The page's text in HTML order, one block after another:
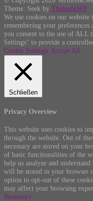
Theme: Seek by ThemeInWP
We use cookies on our
remembering your
you consent to the use of ALL
Settings" to provide a
Cookie Settings Accept All
Schließen
Privacy Overview
This website uses cookies to
through the website. Out of
necessary are stored on your
of basic functionalities of the
help us analyze and
will be stored in your browser
option to opt-out of these
may affect your browsing
Necessary